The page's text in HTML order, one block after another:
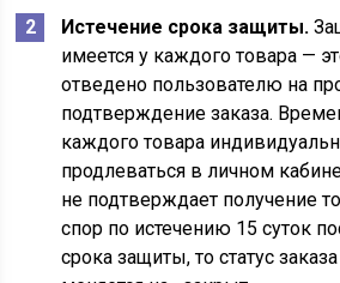
Истечение срока защиты.
имеется у каждого товара —
отведено пользователю на
подтверждение заказа.
каждого товара
продлеваться в личном
не подтверждает получение
спор по истечению 15 суток
срока защиты, то статус